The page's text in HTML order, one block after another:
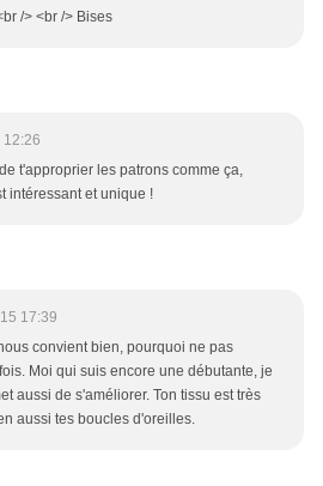
/> <br /> Bises
t'approprier les patrons comme ça,
intéressant et unique !
17:39
convient bien, pourquoi ne pas
Moi qui suis encore une débutante, je
aussi de s'améliorer. Ton tissu est très
aussi tes boucles d'oreilles.